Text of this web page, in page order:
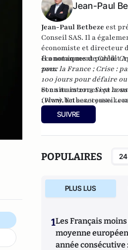
Jean-Paul
Jean-Paul Betbeze est
Conseil SAS. Il a
économiste et directeur
économiques de Crédit
2012.
Il a notamment publié
pour la France ;Crise :
100 jours pour défaire
et en mars 2013Si ça
(Plon). En2016, il publieLa
Mondialisations
France, ce malade
Son site internet est le
:
SUIVRE
POPULAIRES
PLUS LUS
1Les Français
moyenne
année consécutive